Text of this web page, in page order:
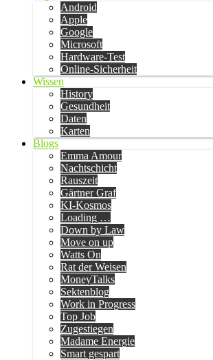
Android
Apple
Google
Microsoft
Hardware-Test
Online-Sicherheit
Wissen
History
Gesundheit
Daten
Karten
Blogs
Emma Amour
Nachtschicht
Rauszeit
Gärtner Graf
KI-Kosmos
Loading …
Down by Law
Move on up
Watts On
Rat der Weisen
MoneyTalks
Sektenblog
Work in Progress
Top Job
Zugestiegen
Madame Energie
Smart gespart